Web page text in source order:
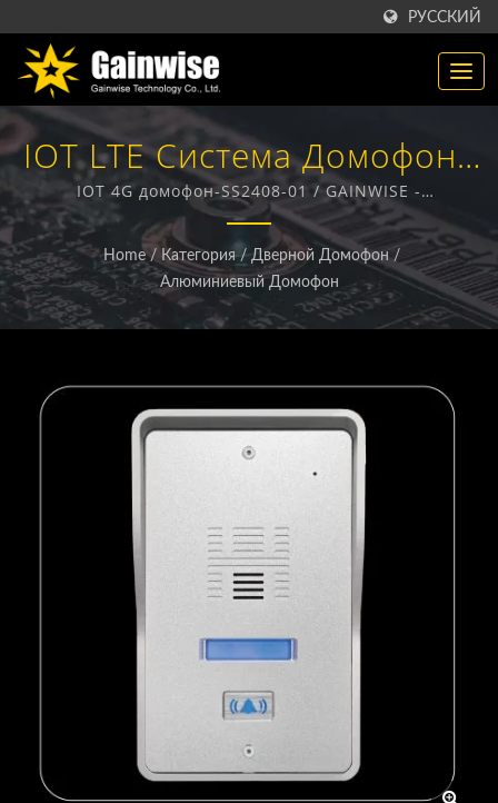
РУССКИЙ
IOT LTE Система Домофона
/ Производитель
Беспроводных Продуктов
4G / 5G | Gainwise
Technology Co., Ltd.
IOT 4G домофон-SS2408-01 / GAINWISE -
производитель и экспортер, специализирующийся
на разработке и производстве фиксированных
беспроводных терминалов, 4G домофонов, 4G
открывателей ворот и 4G дымовых извещателей.
Home / Категория / Дверной Домофон /
Алюминиевый Домофон